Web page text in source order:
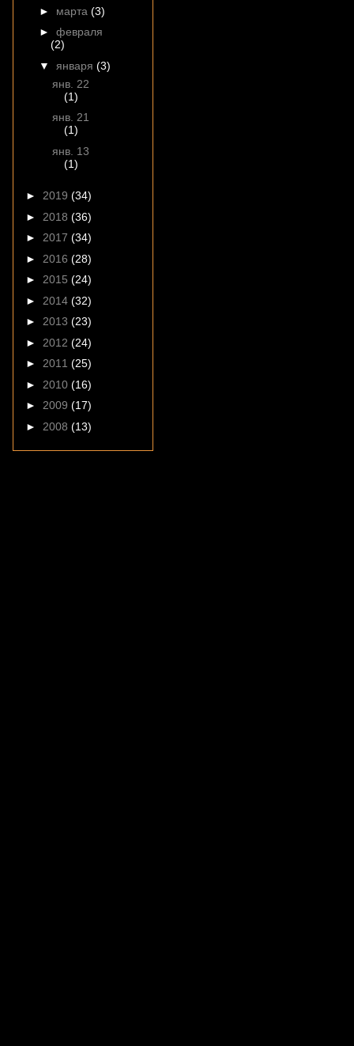
► марта (3)
► февраля
(2)
▼ января (3)
янв. 22
(1)
янв. 21
(1)
янв. 13
(1)
► 2019 (34)
► 2018 (36)
► 2017 (34)
► 2016 (28)
► 2015 (24)
► 2014 (32)
► 2013 (23)
► 2012 (24)
► 2011 (25)
► 2010 (16)
► 2009 (17)
► 2008 (13)